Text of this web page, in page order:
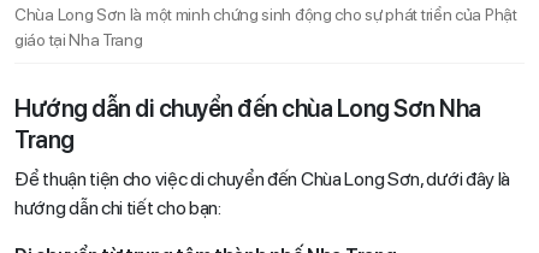
Chùa Long Sơn là một minh chứng sinh động cho sự phát triển của Phật
giáo tại Nha Trang
Hướng dẫn di chuyển đến chùa Long Sơn Nha
Trang
Để thuận tiện cho việc di chuyển đến Chùa Long Sơn, dưới đây là
hướng dẫn chi tiết cho bạn: